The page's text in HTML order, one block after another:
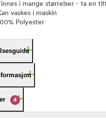
i mange størrelser - ta en
vaskes i maskin
Polyester
4